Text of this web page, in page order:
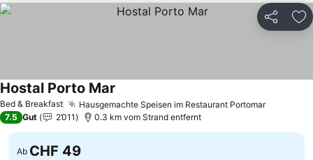
Teilen
Bed & Breakfast Hausgemachte Speisen im Restaurant Portomar
Hostal Porto Mar
7.5 Gut 2’011 0.3 km vom Strand entfernt
Ab CHF 49